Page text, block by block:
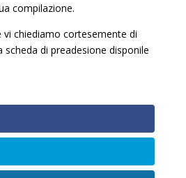
compilazione.
vi chiediamo cortesemente di
di preadesione disponile